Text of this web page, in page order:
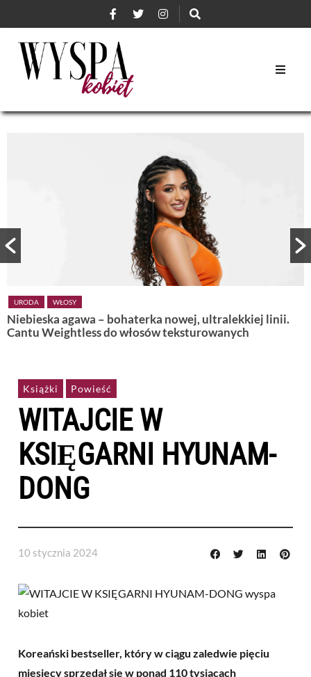
URODA WŁOSY
Niebieska agawa – bohaterka nowej, ultralekkiej linii.
Cantu Weightless do włosów teksturowanych
Książki Powieść
WITAJCIE W
KSIĘGARNI HYUNAM-
DONG
10 stycznia 2024
Koreański bestseller, który w ciągu zaledwie pięciu
miesięcy sprzedał się w ponad 110 tysiącach